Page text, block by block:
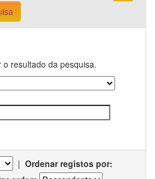
resultado da pesquisa.
| Ordenar registos por: